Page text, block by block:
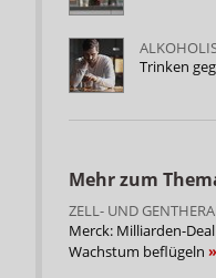
Trinken
Mehr zum
ZELL- UND
Merck: Milliarden-
Wachstum beflügeln